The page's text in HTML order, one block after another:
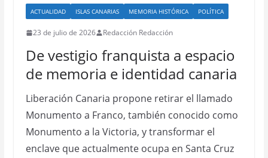
ACTUALIDAD ISLAS CANARIAS MEMORIA HISTÓRICA POLÍTICA
23 de julio de 2026 Redacción Redacción
De vestigio franquista a espacio
de memoria e identidad canaria
Liberación Canaria propone retirar el llamado
Monumento a Franco, también conocido como
Monumento a la Victoria, y transformar el
enclave que actualmente ocupa en Santa Cruz